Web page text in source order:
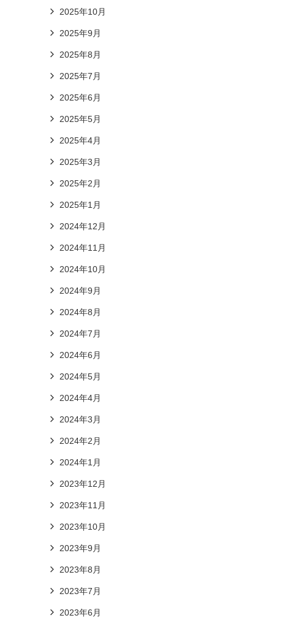
2025年10月
2025年9月
2025年8月
2025年7月
2025年6月
2025年5月
2025年4月
2025年3月
2025年2月
2025年1月
2024年12月
2024年11月
2024年10月
2024年9月
2024年8月
2024年7月
2024年6月
2024年5月
2024年4月
2024年3月
2024年2月
2024年1月
2023年12月
2023年11月
2023年10月
2023年9月
2023年8月
2023年7月
2023年6月